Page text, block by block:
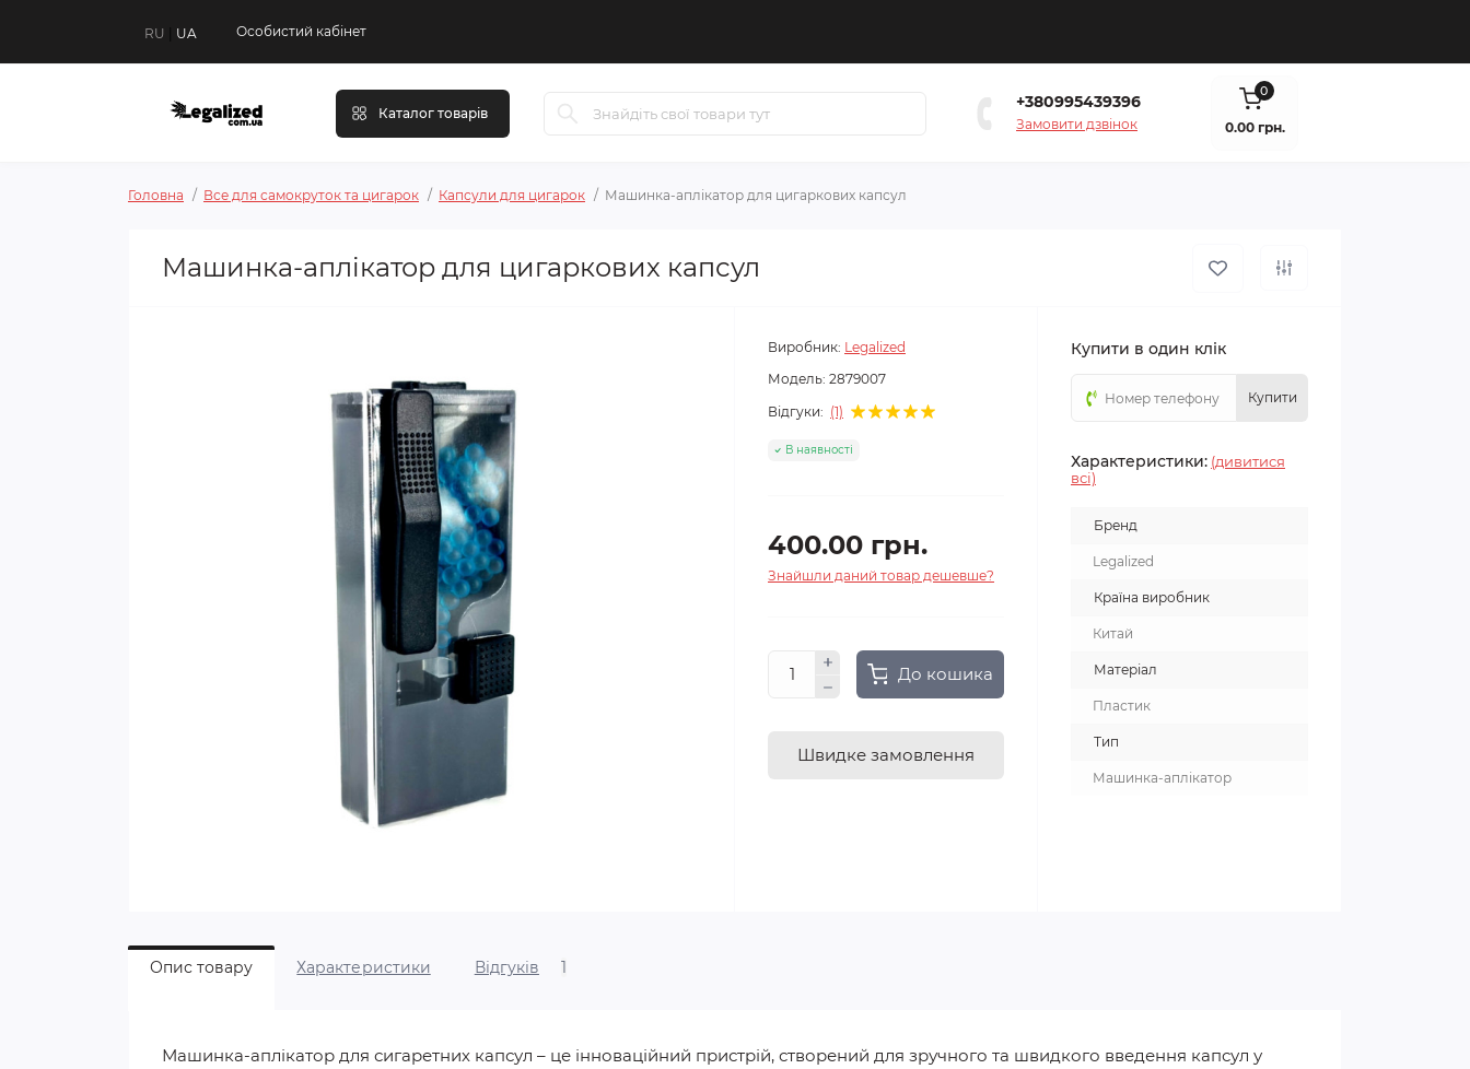
UA
RU Особистий кабінет
Каталог товарів
+380995439396
Замовити дзвінок
0
0.00 грн.
Головна Все для самокруток та цигарок Капсули для цигарок Машинка-аплікатор для цигаркових капсул
Машинка-аплікатор для цигаркових капсул
Виробник: Legalized
Модель: 2879007
Відгуки: (1)
В наявності
400.00 грн.
Знайшли даний товар дешевше?
До кошика
Швидке замовлення
Купити в один клік
Купити
Характеристики: (дивитися
всі)
Бренд
Legalized
Країна виробник
Китай
Матеріал
Пластик
Тип
Машинка-аплікатор
Опис товару Характеристики Відгуків 1
Машинка-аплікатор для сигаретних капсул – це інноваційний пристрій, створений для зручного та швидкого введення капсул у